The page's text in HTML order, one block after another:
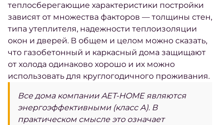
теплосберегающие характеристики постройки
зависят от множества факторов — толщины стен,
типа утеплителя, надежности теплоизоляции
окон и дверей. В общем и целом можно сказать,
что газобетонный и каркасный дома защищают
от холода одинаково хорошо и их можно
использовать для круглогодичного проживания.
Все дома компании AET-HOME являются
энергоэффективными (класс А). В
практическом смысле это означает